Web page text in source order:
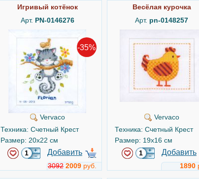
Игривый котёнок
Арт. PN-0146276
-35%
Vervaco
Техника: Счетный Крест
Размер: 20x22 см
Добавить
3092 2009 руб.
Весёлая курочка
Арт. pn-0148257
Vervaco
Техника: Счетный Крест
Размер: 19x16 см
Добавить
1890